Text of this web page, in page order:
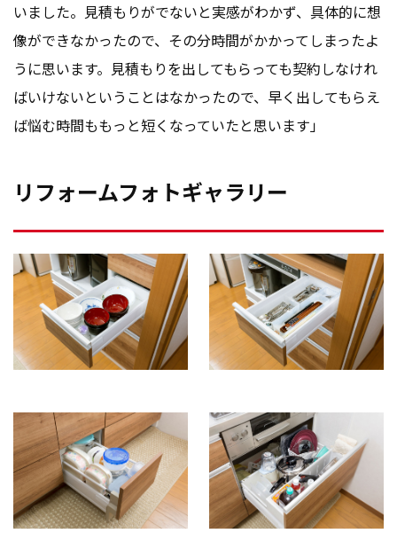
いました。見積もりがでないと実感がわかず、具体的に想
像ができなかったので、その分時間がかかってしまったよ
うに思います。見積もりを出してもらっても契約しなけれ
ばいけないということはなかったので、早く出してもらえ
ば悩む時間ももっと短くなっていたと思います」
リフォームフォトギャラリー